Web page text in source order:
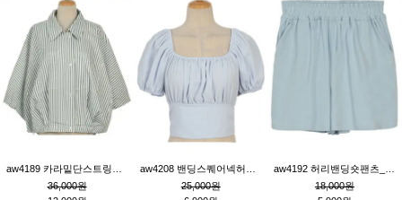
36,000원
25,000원
18,000원